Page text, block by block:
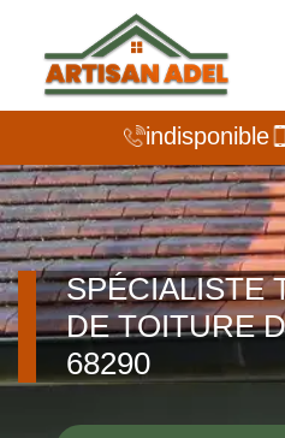
indisponible
SPÉCIALISTE
DE TOITURE
68290